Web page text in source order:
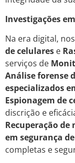
Investigações
Na era digital,
de celulares e
serviços de
Análise forense
especializados
Espionagem de
discrição e
Recuperação de
em segurança
completas e